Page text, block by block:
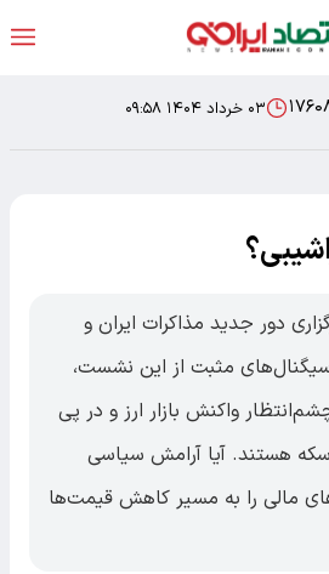
۰۳ خرداد ۱۴۰۴ ۰۹:۵۸
- با برگزاری دور جدید مذاکرات ایران و
سیگنال‌های مثبت از این نشست،
واکنش بازار ارز و در پی
هستند. آیا آرامش سیاسی
مالی را به مسیر کاهش قیمت‌ها